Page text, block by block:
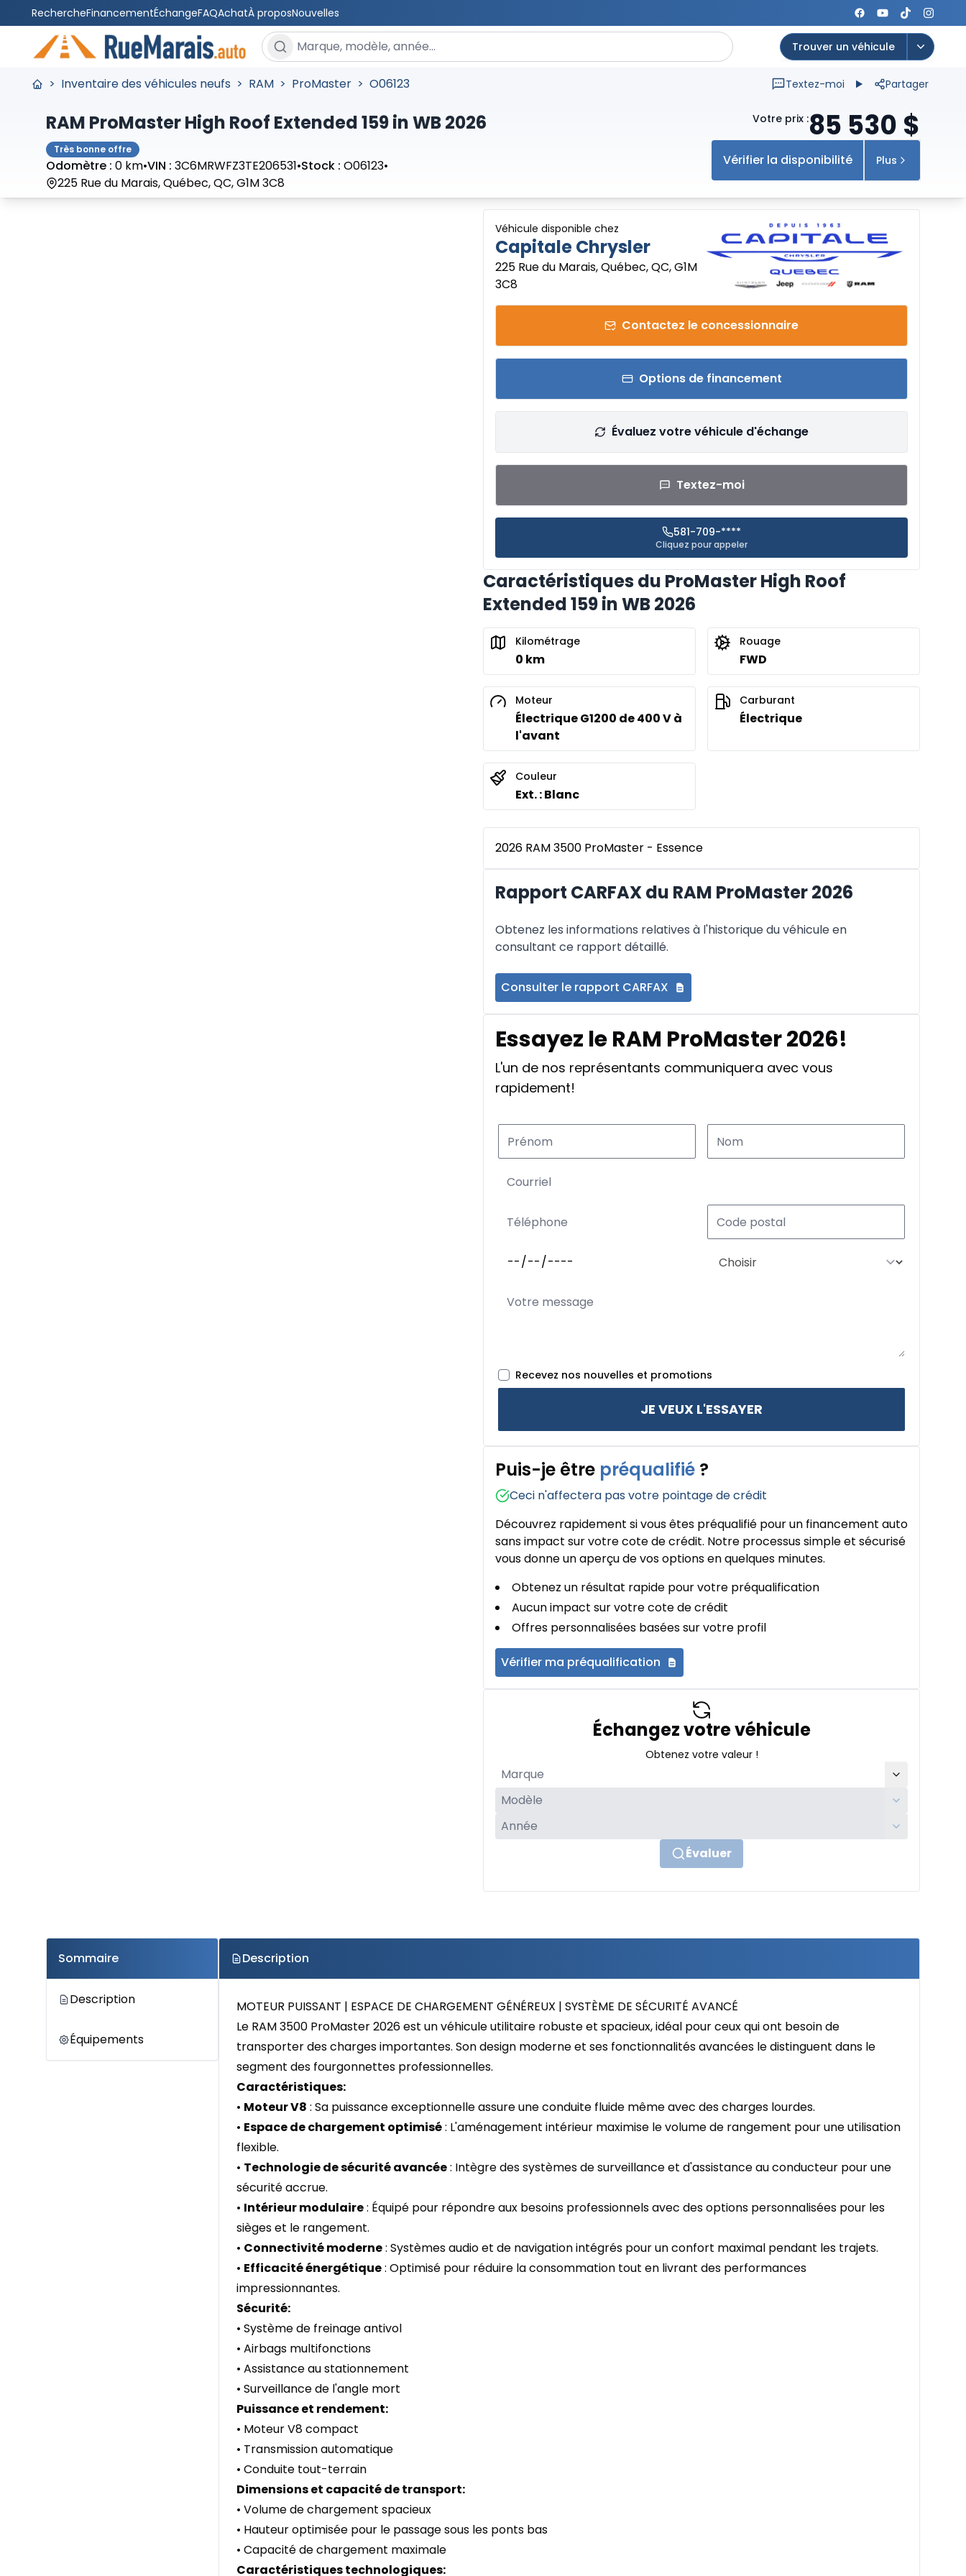
RechercheFinancementÉchangeFAQAchatÀ proposNouvelles
Rechercher un véhicule Trouver un véhicule
Open
> Inventaire des véhicules neufs > RAM > ProMaster > O06123 Textez-moi Partager
RAM ProMaster High Roof Extended 159 in WB 2026
Très bonne offre
Odomètre : 0 km•VIN : 3C6MRWFZ3TE206531•Stock : O06123•
225 Rue du Marais, Québec, QC, G1M 3C8
Votre prix :85 530 $
Vérifier la disponibilité Plus
Véhicule disponible chez
Capitale Chrysler
225 Rue du Marais, Québec, QC, G1M
3C8
Contactez le concessionnaire
Options de financement
Évaluez votre véhicule d'échange
Textez-moi
581-709-****
Cliquez pour appeler
Caractéristiques du ProMaster High Roof
Extended 159 in WB 2026
Kilométrage
0 km
Rouage
FWD
Moteur
Électrique G1200 de 400 V à
l'avant
Carburant
Électrique
Couleur
Ext. : Blanc
2026 RAM 3500 ProMaster - Essence
Rapport CARFAX du RAM ProMaster 2026
Obtenez les informations relatives à l'historique du véhicule en
consultant ce rapport détaillé.
Consulter le rapport CARFAX
Essayez le RAM ProMaster 2026!
L'un de nos représentants communiquera avec vous
rapidement!
Recevez nos nouvelles et promotions
JE VEUX L'ESSAYER
Puis-je être préqualifié ?
Ceci n'affectera pas votre pointage de crédit
Découvrez rapidement si vous êtes préqualifié pour un financement auto
sans impact sur votre cote de crédit. Notre processus simple et sécurisé
vous donne un aperçu de vos options en quelques minutes.
Obtenez un résultat rapide pour votre préqualification
Aucun impact sur votre cote de crédit
Offres personnalisées basées sur votre profil
Vérifier ma préqualification
Échangez votre véhicule
Obtenez votre valeur !
Évaluer
Sommaire
Description
Équipements
Description
MOTEUR PUISSANT | ESPACE DE CHARGEMENT GÉNÉREUX | SYSTÈME DE SÉCURITÉ AVANCÉ
Le RAM 3500 ProMaster 2026 est un véhicule utilitaire robuste et spacieux, idéal pour ceux qui ont besoin de
transporter des charges importantes. Son design moderne et ses fonctionnalités avancées le distinguent dans le
segment des fourgonnettes professionnelles.
Caractéristiques:
• Moteur V8 : Sa puissance exceptionnelle assure une conduite fluide même avec des charges lourdes.
• Espace de chargement optimisé: L'aménagement intérieur maximise le volume de rangement pour une utilisation
flexible.
• Technologie de sécurité avancée: Intègre des systèmes de surveillance et d'assistance au conducteur pour une
sécurité accrue.
• Intérieur modulaire: Équipé pour répondre aux besoins professionnels avec des options personnalisées pour les
sièges et le rangement.
• Connectivité moderne: Systèmes audio et de navigation intégrés pour un confort maximal pendant les trajets.
• Efficacité énergétique: Optimisé pour réduire la consommation tout en livrant des performances
impressionnantes.
Sécurité:
• Système de freinage antivol
• Airbags multifonctions
• Assistance au stationnement
• Surveillance de l'angle mort
Puissance et rendement:
• Moteur V8 compact
• Transmission automatique
• Conduite tout-terrain
Dimensions et capacité de transport:
• Volume de chargement spacieux
• Hauteur optimisée pour le passage sous les ponts bas
• Capacité de chargement maximale
Caractéristiques technologiques: